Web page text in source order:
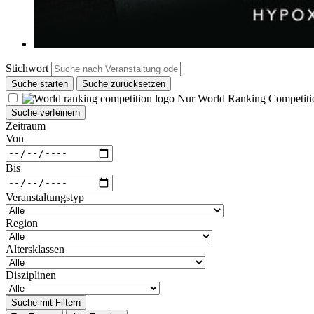
Stichwort
Suche starten Suche zurücksetzen
Nur World Ranking
Suche verfeinern
Zeitraum
Von
Bis
Veranstaltungstyp
Region
Altersklassen
Disziplinen
Suche mit Filtern